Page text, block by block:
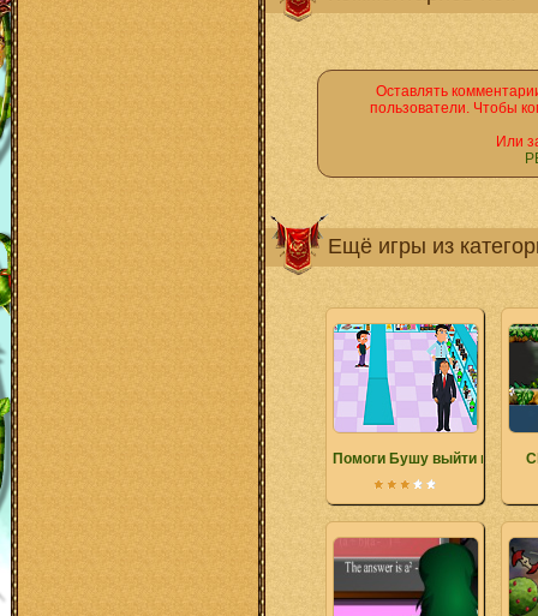
Оставлять
пользователи. Чтобы
Или
Ещё игры из
Помоги Бушу выйти из